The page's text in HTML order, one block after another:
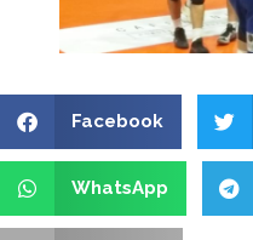
Facebook
WhatsApp